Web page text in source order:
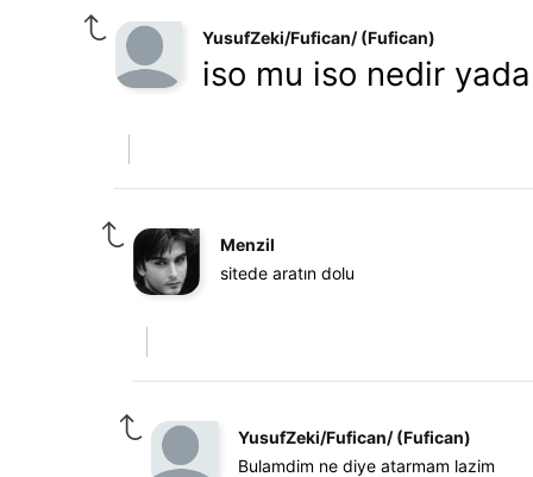
YusufZeki/Fufican/ (Fufican)
iso mu iso nedir
Menzil
sitede aratın dolu
YusufZeki/Fufican/ (Fufican)
Bulamdim ne diye atarmam lazim